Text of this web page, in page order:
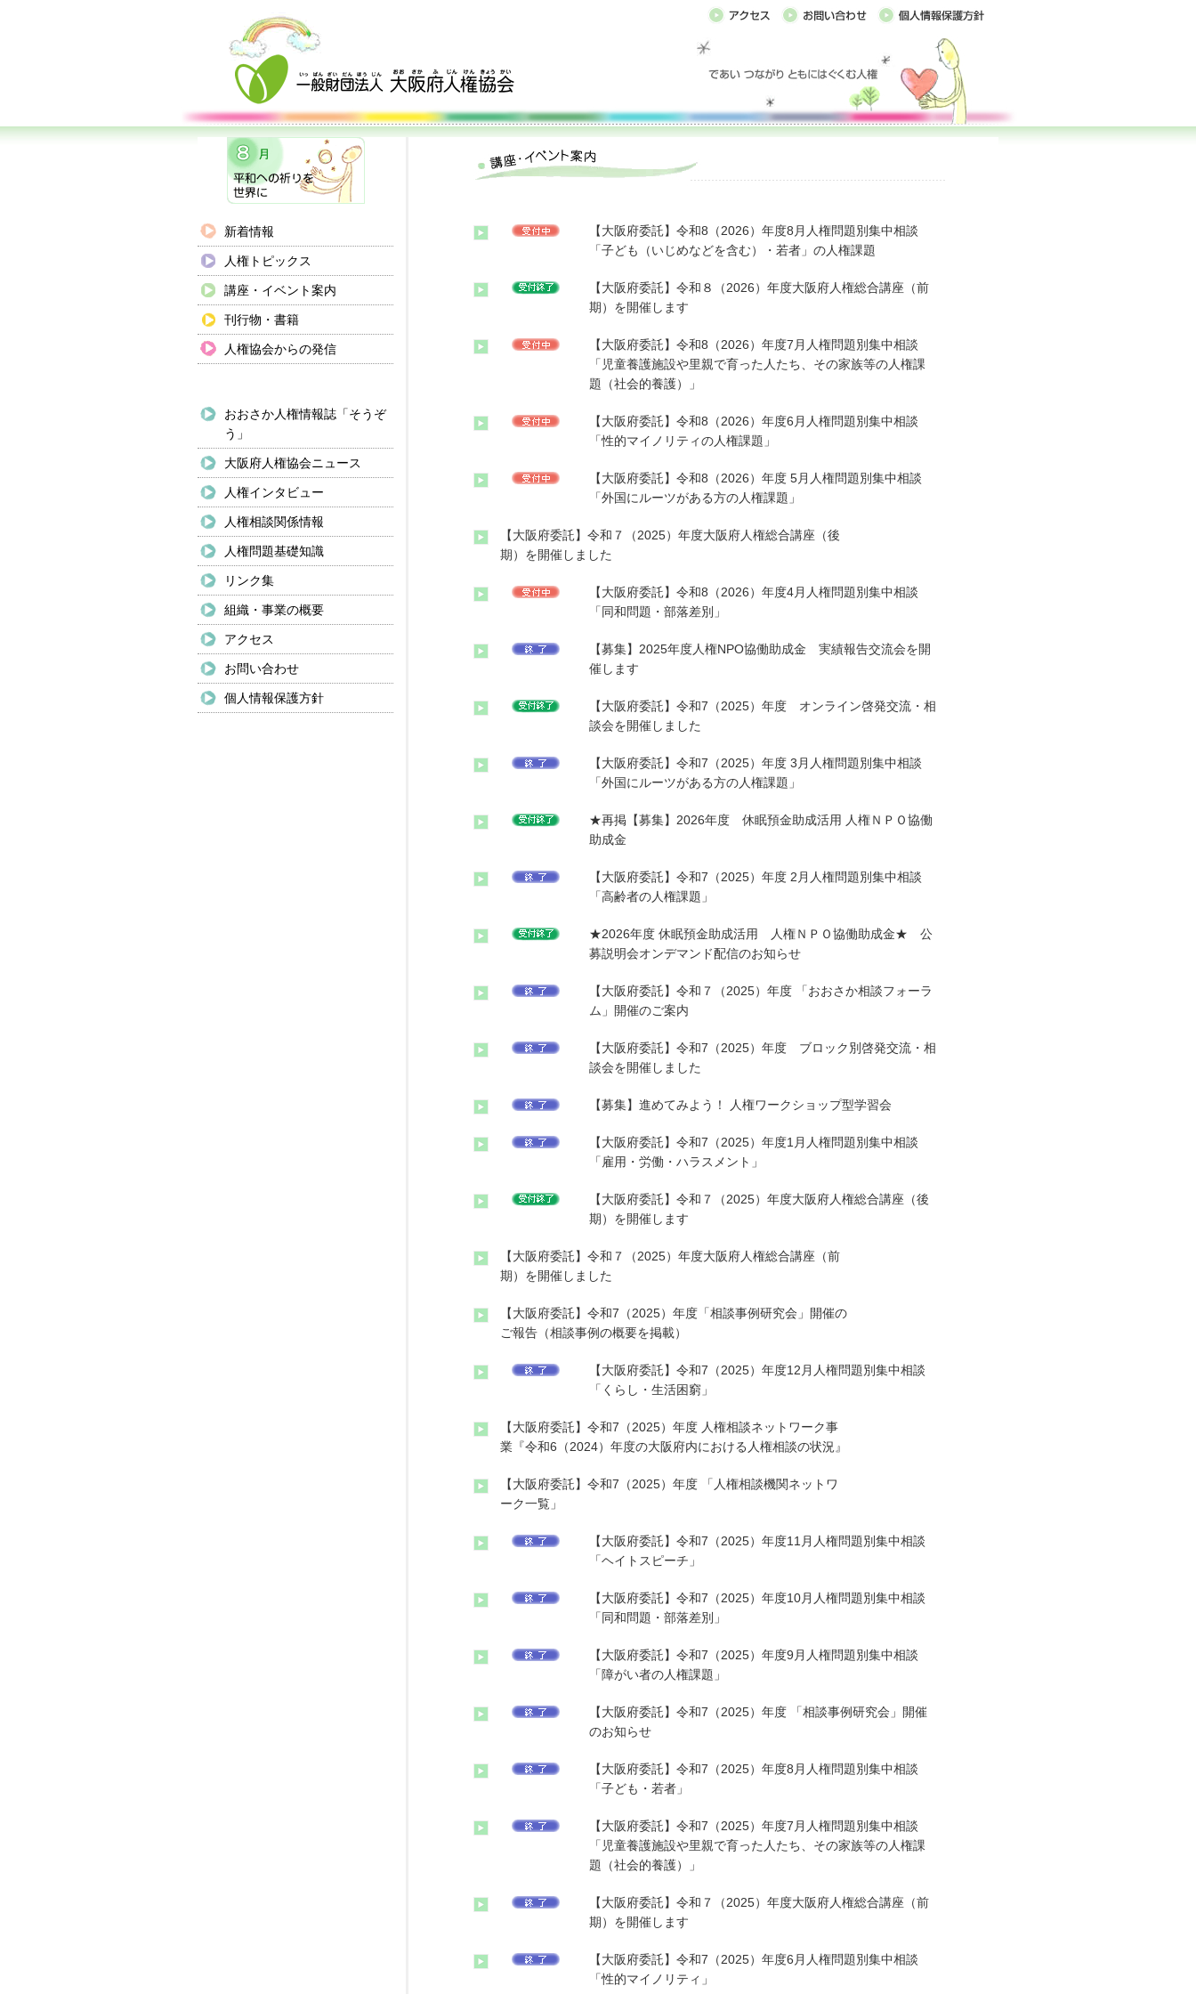
新着情報
人権トピックス
講座・イベント案内
刊行物・書籍
人権協会からの発信
おおさか人権情報誌「そうぞ
う」
大阪府人権協会ニュース
人権インタビュー
人権相談関係情報
人権問題基礎知識
リンク集
組織・事業の概要
アクセス
お問い合わせ
個人情報保護方針
【大阪府委託】令和8（2026）年度8月人権問題別集中相談
「子ども（いじめなどを含む）・若者」の人権課題
【大阪府委託】令和８（2026）年度大阪府人権総合講座（前
期）を開催します
【大阪府委託】令和8（2026）年度7月人権問題別集中相談
「児童養護施設や里親で育った人たち、その家族等の人権課
題（社会的養護）」
【大阪府委託】令和8（2026）年度6月人権問題別集中相談
「性的マイノリティの人権課題」
【大阪府委託】令和8（2026）年度 5月人権問題別集中相談
「外国にルーツがある方の人権課題」
【大阪府委託】令和７（2025）年度大阪府人権総合講座（後
期）を開催しました
【大阪府委託】令和8（2026）年度4月人権問題別集中相談
「同和問題・部落差別」
【募集】2025年度人権NPO協働助成金 実績報告交流会を開
催します
【大阪府委託】令和7（2025）年度 オンライン啓発交流・相
談会を開催しました
【大阪府委託】令和7（2025）年度 3月人権問題別集中相談
「外国にルーツがある方の人権課題」
★再掲【募集】2026年度 休眠預金助成活用 人権ＮＰＯ協働
助成金
【大阪府委託】令和7（2025）年度 2月人権問題別集中相談
「高齢者の人権課題」
★2026年度 休眠預金助成活用 人権ＮＰＯ協働助成金★ 公
募説明会オンデマンド配信のお知らせ
【大阪府委託】令和７（2025）年度 「おおさか相談フォーラ
ム」開催のご案内
【大阪府委託】令和7（2025）年度 ブロック別啓発交流・相
談会を開催しました
【募集】進めてみよう！ 人権ワークショップ型学習会
【大阪府委託】令和7（2025）年度1月人権問題別集中相談
「雇用・労働・ハラスメント」
【大阪府委託】令和７（2025）年度大阪府人権総合講座（後
期）を開催します
【大阪府委託】令和７（2025）年度大阪府人権総合講座（前
期）を開催しました
【大阪府委託】令和7（2025）年度「相談事例研究会」開催の
ご報告（相談事例の概要を掲載）
【大阪府委託】令和7（2025）年度12月人権問題別集中相談
「くらし・生活困窮」
【大阪府委託】令和7（2025）年度 人権相談ネットワーク事
業『令和6（2024）年度の大阪府内における人権相談の状況』
【大阪府委託】令和7（2025）年度 「人権相談機関ネットワ
ーク一覧」
【大阪府委託】令和7（2025）年度11月人権問題別集中相談
「ヘイトスピーチ」
【大阪府委託】令和7（2025）年度10月人権問題別集中相談
「同和問題・部落差別」
【大阪府委託】令和7（2025）年度9月人権問題別集中相談
「障がい者の人権課題」
【大阪府委託】令和7（2025）年度 「相談事例研究会」開催
のお知らせ
【大阪府委託】令和7（2025）年度8月人権問題別集中相談
「子ども・若者」
【大阪府委託】令和7（2025）年度7月人権問題別集中相談
「児童養護施設や里親で育った人たち、その家族等の人権課
題（社会的養護）」
【大阪府委託】令和７（2025）年度大阪府人権総合講座（前
期）を開催します
【大阪府委託】令和7（2025）年度6月人権問題別集中相談
「性的マイノリティ」